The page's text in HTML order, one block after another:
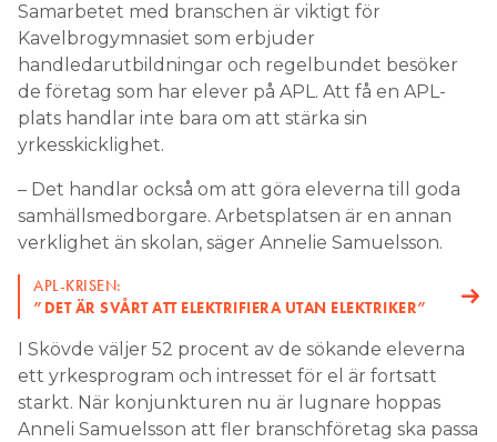
Samarbetet med branschen är viktigt för
Kavelbrogymnasiet som erbjuder
handledarutbildningar och regelbundet besöker
de företag som har elever på APL. Att få en APL-
plats handlar inte bara om att stärka sin
yrkesskicklighet.
– Det handlar också om att göra eleverna till goda
samhällsmedborgare. Arbetsplatsen är en annan
verklighet än skolan, säger Annelie Samuelsson.
APL-KRISEN:
”DET ÄR SVÅRT ATT ELEKTRIFIERA UTAN ELEKTRIKER”
I Skövde väljer 52 procent av de sökande eleverna
ett yrkesprogram och intresset för el är fortsatt
starkt. När konjunkturen nu är lugnare hoppas
Anneli Samuelsson att fler branschföretag ska passa